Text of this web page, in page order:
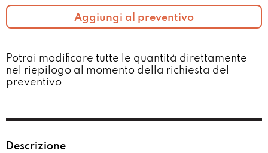
Aggiungi al preventivo
Potrai modificare tutte le quantità direttamente
nel riepilogo al momento della richiesta del
preventivo​
Descrizione